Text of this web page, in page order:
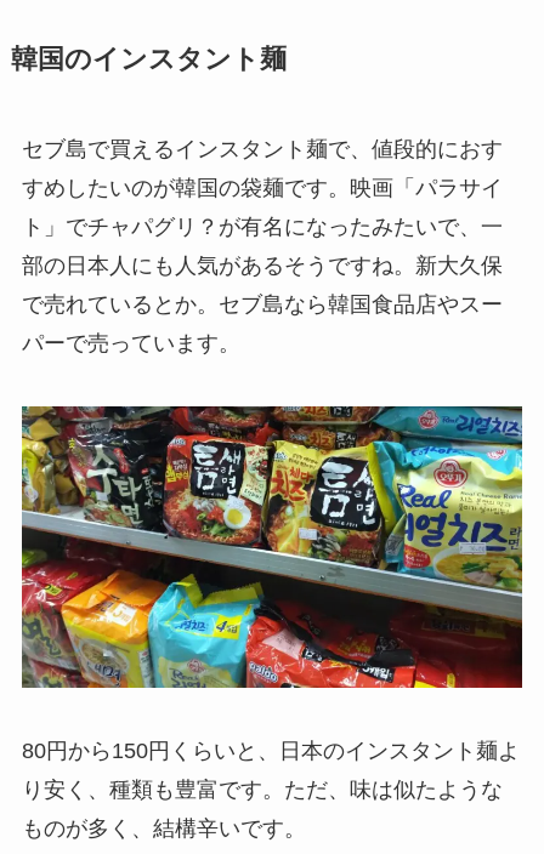
韓国のインスタント麺
セブ島で買えるインスタント麺で、値段的におす
すめしたいのが韓国の袋麺です。映画「パラサイ
ト」でチャパグリ？が有名になったみたいで、一
部の日本人にも人気があるそうですね。新大久保
で売れているとか。セブ島なら韓国食品店やスー
パーで売っています。
80円から150円くらいと、日本のインスタント麺よ
り安く、種類も豊富です。ただ、味は似たような
ものが多く、結構辛いです。